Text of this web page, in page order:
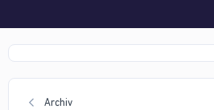
Archiv